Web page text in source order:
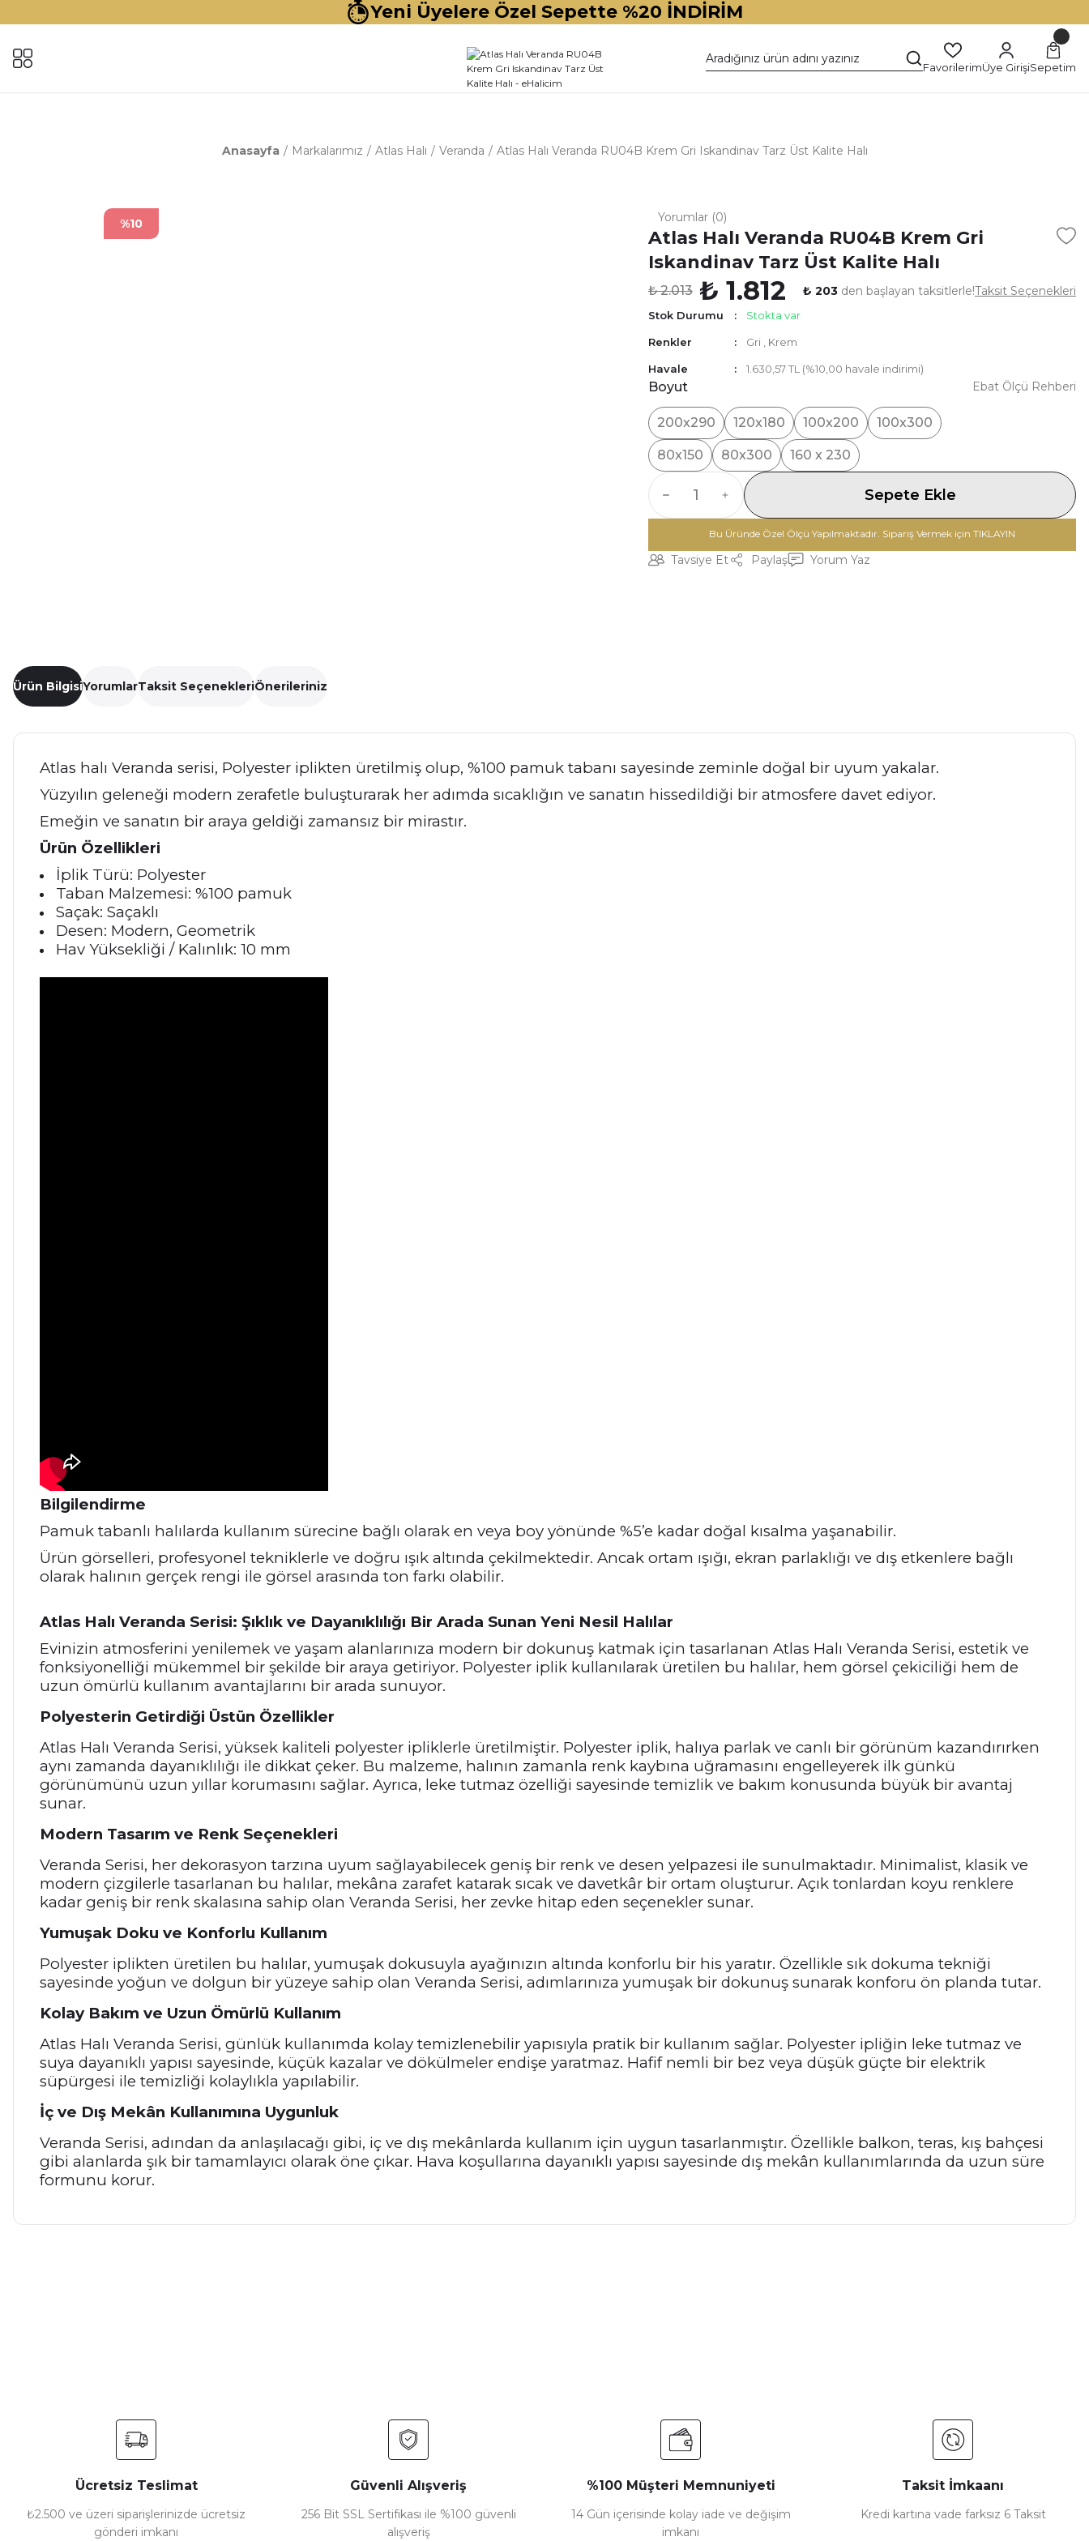
Yeni Üyelere Özel Sepette %20 İNDİRİM
FavorilerimÜye GirişiSepetim
Anasayfa Markalarımız Atlas Halı Veranda Atlas Halı Veranda RU04B Krem Gri Iskandinav Tarz Üst Kalite Halı
%10 Yorumlar (0)
Atlas Halı Veranda RU04B Krem Gri
Iskandinav Tarz Üst Kalite Halı
₺ 2.013 ₺ 1.812 ₺ 203 den başlayan taksitlerle!Taksit Seçenekleri
Stok Durumu Stokta var
Renkler Gri Krem
Havale 1.630,57 TL (%10,00 havale indirimi)
Boyut
200x290 120x180 100x200 100x300
80x150 80x300 160 x 230
Ebat Ölçü Rehberi
Sepete Ekle
Bu Üründe Özel Ölçü Yapılmaktadır. Sipariş Vermek için TIKLAYIN
Tavsiye Et Paylaş Yorum Yaz
Ürün BilgisiYorumlarTaksit SeçenekleriÖnerileriniz
Atlas halı Veranda serisi, Polyester iplikten üretilmiş olup, %100 pamuk tabanı sayesinde zeminle doğal bir uyum yakalar.
Yüzyılın geleneği modern zerafetle buluşturarak her adımda sıcaklığın ve sanatın hissedildiği bir atmosfere davet ediyor.
Emeğin ve sanatın bir araya geldiği zamansız bir mirastır.
Ürün Özellikleri
İplik Türü: Polyester
Taban Malzemesi: %100 pamuk
Saçak: Saçaklı
Desen: Modern, Geometrik
Hav Yüksekliği / Kalınlık: 10 mm
Bilgilendirme
Pamuk tabanlı halılarda kullanım sürecine bağlı olarak en veya boy yönünde %5’e kadar doğal kısalma yaşanabilir.
Ürün görselleri, profesyonel tekniklerle ve doğru ışık altında çekilmektedir. Ancak ortam ışığı, ekran parlaklığı ve dış etkenlere bağlı
olarak halının gerçek rengi ile görsel arasında ton farkı olabilir.
Atlas Halı Veranda Serisi: Şıklık ve Dayanıklılığı Bir Arada Sunan Yeni Nesil Halılar
Evinizin atmosferini yenilemek ve yaşam alanlarınıza modern bir dokunuş katmak için tasarlanan Atlas Halı Veranda Serisi, estetik ve
fonksiyonelliği mükemmel bir şekilde bir araya getiriyor. Polyester iplik kullanılarak üretilen bu halılar, hem görsel çekiciliği hem de
uzun ömürlü kullanım avantajlarını bir arada sunuyor.
Polyesterin Getirdiği Üstün Özellikler
Atlas Halı Veranda Serisi, yüksek kaliteli polyester ipliklerle üretilmiştir. Polyester iplik, halıya parlak ve canlı bir görünüm kazandırırken
aynı zamanda dayanıklılığı ile dikkat çeker. Bu malzeme, halının zamanla renk kaybına uğramasını engelleyerek ilk günkü
görünümünü uzun yıllar korumasını sağlar. Ayrıca, leke tutmaz özelliği sayesinde temizlik ve bakım konusunda büyük bir avantaj
sunar.
Modern Tasarım ve Renk Seçenekleri
Veranda Serisi, her dekorasyon tarzına uyum sağlayabilecek geniş bir renk ve desen yelpazesi ile sunulmaktadır. Minimalist, klasik ve
modern çizgilerle tasarlanan bu halılar, mekâna zarafet katarak sıcak ve davetkâr bir ortam oluşturur. Açık tonlardan koyu renklere
kadar geniş bir renk skalasına sahip olan Veranda Serisi, her zevke hitap eden seçenekler sunar.
Yumuşak Doku ve Konforlu Kullanım
Polyester iplikten üretilen bu halılar, yumuşak dokusuyla ayağınızın altında konforlu bir his yaratır. Özellikle sık dokuma tekniği
sayesinde yoğun ve dolgun bir yüzeye sahip olan Veranda Serisi, adımlarınıza yumuşak bir dokunuş sunarak konforu ön planda tutar.
Kolay Bakım ve Uzun Ömürlü Kullanım
Atlas Halı Veranda Serisi, günlük kullanımda kolay temizlenebilir yapısıyla pratik bir kullanım sağlar. Polyester ipliğin leke tutmaz ve
suya dayanıklı yapısı sayesinde, küçük kazalar ve dökülmeler endişe yaratmaz. Hafif nemli bir bez veya düşük güçte bir elektrik
süpürgesi ile temizliği kolaylıkla yapılabilir.
İç ve Dış Mekân Kullanımına Uygunluk
Veranda Serisi, adından da anlaşılacağı gibi, iç ve dış mekânlarda kullanım için uygun tasarlanmıştır. Özellikle balkon, teras, kış bahçesi
gibi alanlarda şık bir tamamlayıcı olarak öne çıkar. Hava koşullarına dayanıklı yapısı sayesinde dış mekân kullanımlarında da uzun süre
formunu korur.
Bu ürüne benzer farklı alternatifler olmalı.
Ücretsiz Teslimat
₺2.500 ve üzeri siparişlerinizde ücretsiz
gönderi imkanı
Güvenli Alışveriş
256 Bit SSL Sertifikası ile %100 güvenli
alışveriş
%100 Müşteri Memnuniyeti
14 Gün içerisinde kolay iade ve değişim
imkanı
Taksit İmkaanı
Kredi kartına vade farksız 6 Taksit